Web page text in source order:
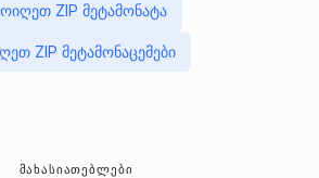
ZIP მეტამონატა
ZIP მეტამონაცემები
ᲛᲐᲮᲐᲡᲘᲐᲗᲔᲑᲚᲔᲑᲘ